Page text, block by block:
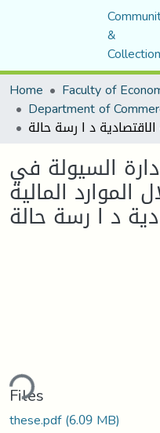
&
Home
السيولة في
المالية
د ا رسة حالة
Files
these.pdf(6.09 MB)